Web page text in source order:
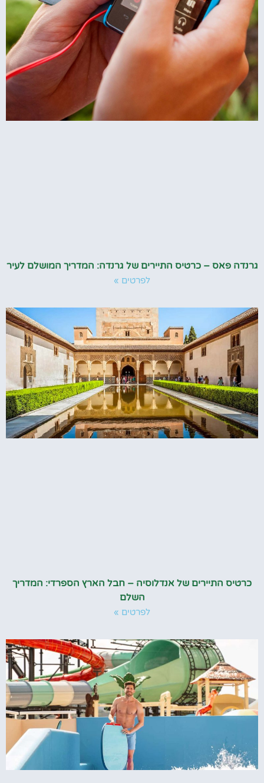
גרנדה פאס – כרטיס התיירים של גרנדה: המדריך המושלם לעיר
לפרטים »
כרטיס התיירים של אנדלוסיה – חבל הארץ הספרדי: המדריך
השלם
לפרטים »